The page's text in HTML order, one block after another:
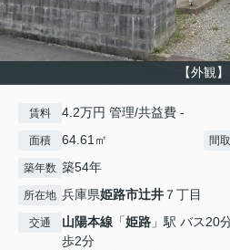
【外観】
賃料 4.2万円 管理/共益費 -
面積 64.61㎡ 間
築年数 築54年
所在地 兵庫県姫路市辻井 ７丁目
交通 山陽本線 「姫路 」駅 バス20
歩2分